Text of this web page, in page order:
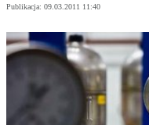
Publikacja: 09.03.2011 11:40